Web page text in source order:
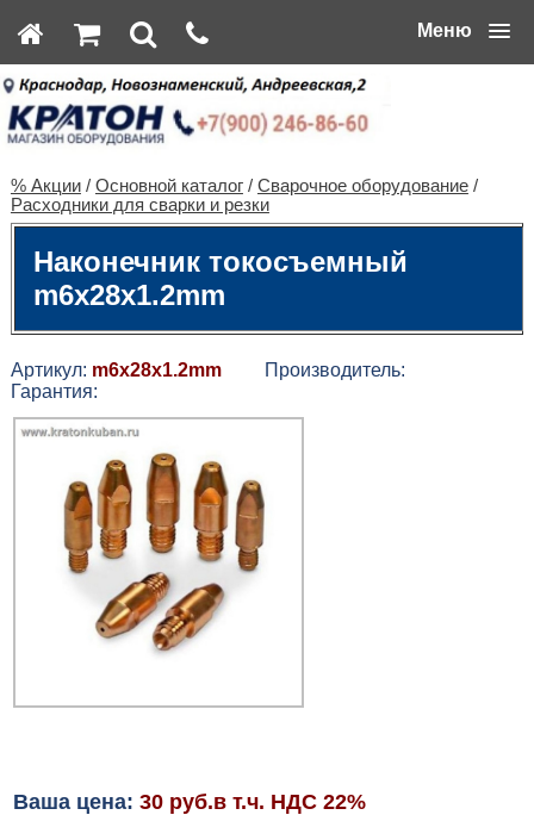
Меню
% Акции/ Основной каталог/ Сварочное оборудование/
Расходники для сварки и резки
Наконечник токосъемный
m6х28х1.2mm
Артикул: m6х28х1.2mmПроизводитель:
Гарантия:
Ваша цена: 30 руб.в т.ч. НДС 22%